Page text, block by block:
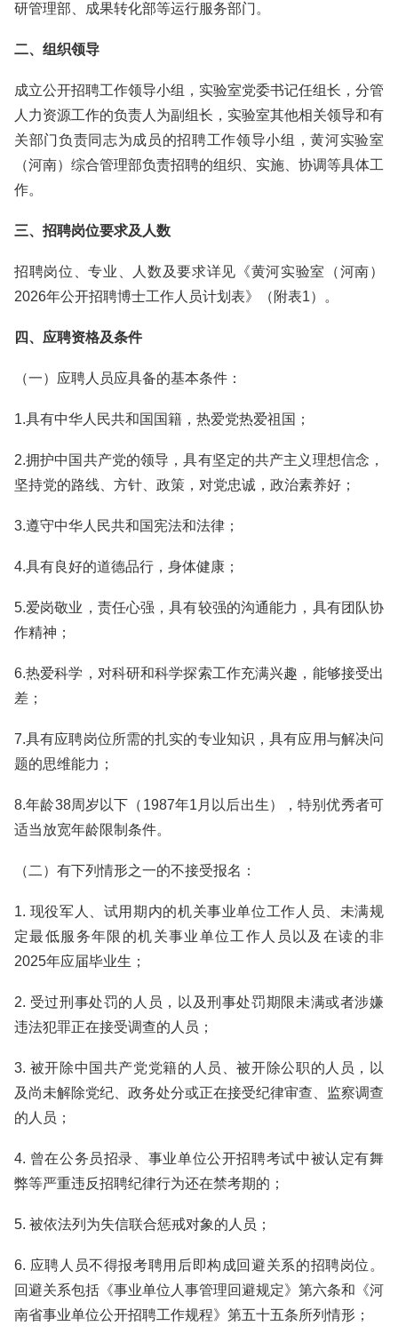
研管理部、成果转化部等运行服务部门。
二、组织领导
成立公开招聘工作领导小组，实验室党委书记任组长，分管
人力资源工作的负责人为副组长，实验室其他相关领导和有
关部门负责同志为成员的招聘工作领导小组，黄河实验室
（河南）综合管理部负责招聘的组织、实施、协调等具体工
作。
三、招聘岗位要求及人数
招聘岗位、专业、人数及要求详见《黄河实验室（河南）
2026年公开招聘博士工作人员计划表》（附表1）。
四、应聘资格及条件
（一）应聘人员应具备的基本条件：
1.具有中华人民共和国国籍，热爱党热爱祖国；
2.拥护中国共产党的领导，具有坚定的共产主义理想信念，
坚持党的路线、方针、政策，对党忠诚，政治素养好；
3.遵守中华人民共和国宪法和法律；
4.具有良好的道德品行，身体健康；
5.爱岗敬业，责任心强，具有较强的沟通能力，具有团队协
作精神；
6.热爱科学，对科研和科学探索工作充满兴趣，能够接受出
差；
7.具有应聘岗位所需的扎实的专业知识，具有应用与解决问
题的思维能力；
8.年龄38周岁以下（1987年1月以后出生），特别优秀者可
适当放宽年龄限制条件。
（二）有下列情形之一的不接受报名：
1. 现役军人、试用期内的机关事业单位工作人员、未满规
定最低服务年限的机关事业单位工作人员以及在读的非
2025年应届毕业生；
2. 受过刑事处罚的人员，以及刑事处罚期限未满或者涉嫌
违法犯罪正在接受调查的人员；
3. 被开除中国共产党党籍的人员、被开除公职的人员，以
及尚未解除党纪、政务处分或正在接受纪律审查、监察调查
的人员；
4. 曾在公务员招录、事业单位公开招聘考试中被认定有舞
弊等严重违反招聘纪律行为还在禁考期的；
5. 被依法列为失信联合惩戒对象的人员；
6. 应聘人员不得报考聘用后即构成回避关系的招聘岗位。
回避关系包括《事业单位人事管理回避规定》第六条和《河
南省事业单位公开招聘工作规程》第五十五条所列情形；